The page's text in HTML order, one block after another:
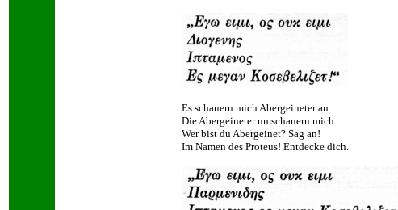
Es schauern mich Abergeineter an.
Die Abergeineter umschauern mich
Wer bist du Abergeinet? Sag an!
Im Namen des Proteus! Entdecke dich.